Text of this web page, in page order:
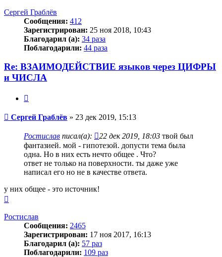
Сергей Граблёв
Сообщения: 412
Зарегистрирован: 25 ноя 2018, 10:43
Благодарил (а): 34 раза
Поблагодарили: 44 раза
Re: ВЗАИМОДЕЙСТВИЕ языков через ЦИФРЫ
и ЧИСЛА
Сообщение
Сергей Граблёв » 23 дек 2019, 15:13
Ростислав писал(а): 22 дек 2019, 18:03 твой был
фантазией. мой - гипотезой. допусти тема была
одна. Но в них есть нечто общее . Что?
ответ не только на поверхности. ты даже уже
написал его но не в качестве ответа.
у них общее - это источник!
началу
Ростислав
Сообщения: 2465
Зарегистрирован: 17 ноя 2017, 16:13
Благодарил (а): 57 раз
Поблагодарили: 109 раз